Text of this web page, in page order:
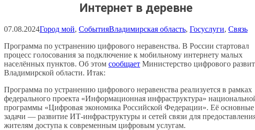
Интернет в деревне
07.08.2024Город мой, СобытияВладимирская область, Госуслуги, Связь
Программа по устранению цифрового неравенства. В России стартовал
процесс голосования за подключение к мобильному интернету малых
населённых пунктов. Об этом сообщает Министерство цифрового
Владимирской области. Итак:
Программа по устранению цифрового неравенства реализуется в рамках
федерального проекта «Информационная инфраструктура»
программы «Цифровая экономика Российской Федерации». Её основные
задачи — развитие ИТ-инфраструктуры и сетей связи для
жителям доступа к современным цифровым услугам.